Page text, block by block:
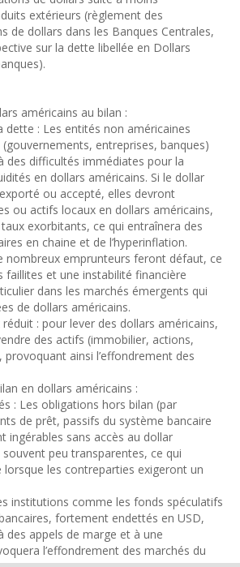
extérieurs (règlement des
de dollars dans les Banques Centrales,
sur la dette libellée en Dollars
américains au bilan :
dette : Les entités non américaines
entreprises, banques)
des difficultés immédiates pour la
en dollars américains. Si le dollar
ou accepté, elles devront
ou actifs locaux en dollars américains,
exorbitants, ce qui entraînera des
en chaine et de l’hyperinflation.
nombreux emprunteurs feront défaut, ce
faillites et une instabilité financière
dans les marchés émergents qui
de dollars américains.
réduit : pour lever des dollars américains,
des actifs (immobilier, actions,
ainsi l’effondrement des
en dollars américains :
: Les obligations hors bilan (par
de prêt, passifs du système bancaire
ingérables sans accès au dollar
peu transparentes, ce qui
lorsque les contreparties exigeront un
institutions comme les fonds spéculatifs
fortement endettés en USD,
des appels de marge et à une
l’effondrement des marchés du